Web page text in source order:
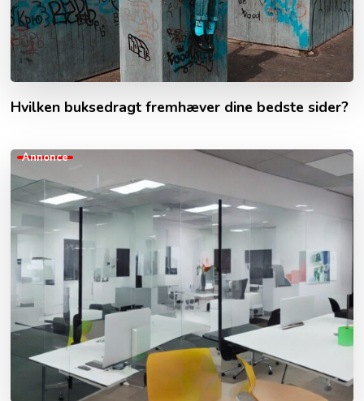
Hvilken buksedragt fremhæver dine bedste sider?
Annonce